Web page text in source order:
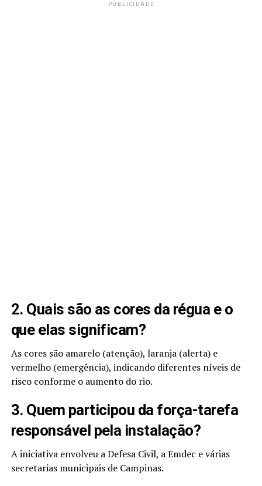
PUBLICIDADE
2. Quais são as cores da régua e o
que elas significam?
As cores são amarelo (atenção), laranja (alerta) e
vermelho (emergência), indicando diferentes níveis de
risco conforme o aumento do rio.
3. Quem participou da força-tarefa
responsável pela instalação?
A iniciativa envolveu a Defesa Civil, a Emdec e várias
secretarias municipais de Campinas.